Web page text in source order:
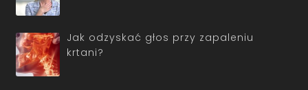
Jak odzyskać głos przy zapaleniu
krtani?